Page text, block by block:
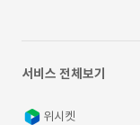
서비스 전체보기
위시켓